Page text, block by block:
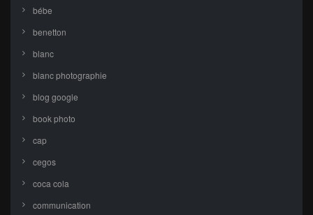
bébe
benetton
blanc
blanc photographie
blog google
book photo
cap
cegos
coca cola
communication